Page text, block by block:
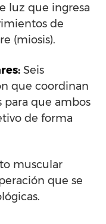
luz que ingresa
de
(miosis).
Seis
que coordinan
para que ambos
de forma
muscular
que se